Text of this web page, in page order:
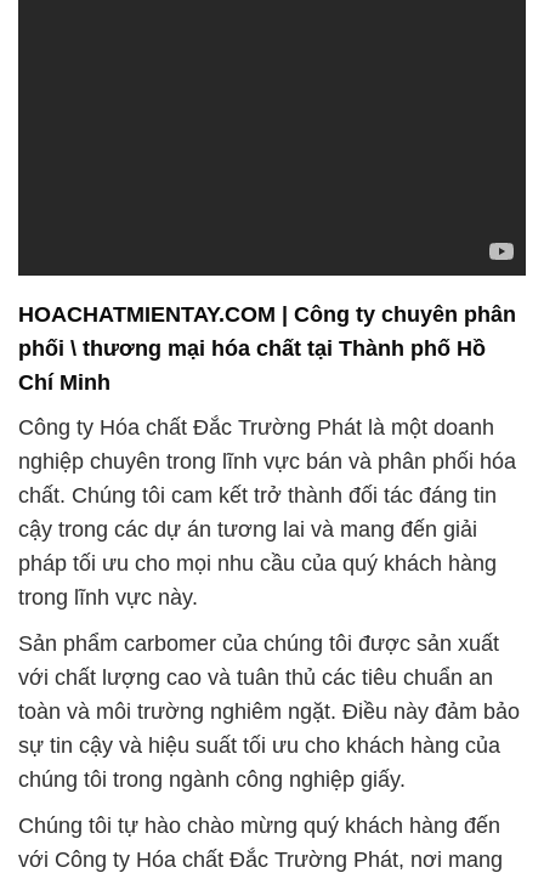
HOACHATMIENTAY.COM | Công ty chuyên phân
phối \ thương mại hóa chất tại Thành phố Hồ
Chí Minh
Công ty Hóa chất Đắc Trường Phát là một doanh
nghiệp chuyên trong lĩnh vực bán và phân phối hóa
chất. Chúng tôi cam kết trở thành đối tác đáng tin
cậy trong các dự án tương lai và mang đến giải
pháp tối ưu cho mọi nhu cầu của quý khách hàng
trong lĩnh vực này.
Sản phẩm carbomer của chúng tôi được sản xuất
với chất lượng cao và tuân thủ các tiêu chuẩn an
toàn và môi trường nghiêm ngặt. Điều này đảm bảo
sự tin cậy và hiệu suất tối ưu cho khách hàng của
chúng tôi trong ngành công nghiệp giấy.
Chúng tôi tự hào chào mừng quý khách hàng đến
với Công ty Hóa chất Đắc Trường Phát, nơi mang